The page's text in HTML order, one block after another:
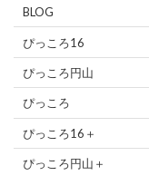
BLOG
ぴっころ16
ぴっころ円山
ぴっころ
ぴっころ16＋
ぴっころ円山＋